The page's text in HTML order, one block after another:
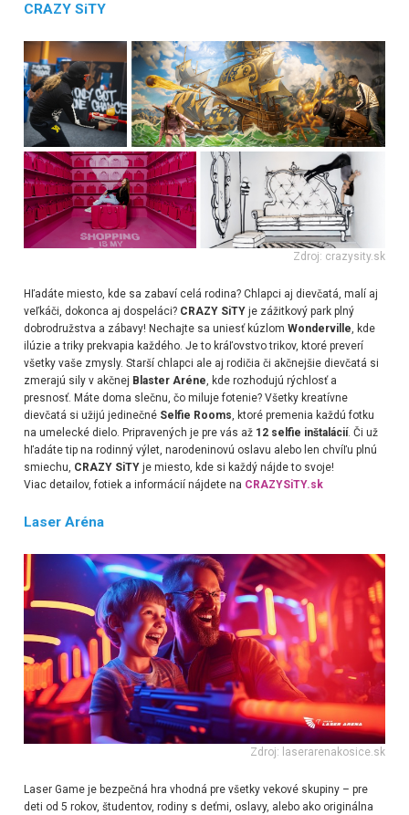
CRAZY SiTY
Zdroj: crazysity.sk
Hľadáte miesto, kde sa zabaví celá rodina? Chlapci aj dievčatá, malí aj
veľkáči, dokonca aj dospeláci? CRAZY SiTYje zážitkový park plný
dobrodružstva a zábavy! Nechajte sa uniesť kúzlom Wonderville , kde
ilúzie a triky prekvapia každého. Je to kráľovstvo trikov, ktoré preverí
všetky vaše zmysly. Starší chlapci ale aj rodičia či akčnejšie dievčatá si
zmerajú sily v akčnej Blaster Aréne , kde rozhodujú rýchlosť a
presnosť. Máte doma slečnu, čo miluje fotenie? Všetky kreatívne
dievčatá si užijú jedinečné Selfie Rooms , ktoré premenia každú fotku
na umelecké dielo. Pripravených je pre vás až 12 selfie inštalácií. Či už
hľadáte tip na rodinný výlet, narodeninovú oslavu alebo len chvíľu plnú
smiechu, CRAZY SiTYje miesto, kde si každý nájde to svoje!
Viac detailov, fotiek a informácií nájdete na CRAZYSiTY.sk
Laser Aréna
Zdroj: laserarenakosice.sk
Laser Game je bezpečná hra vhodná pre všetky vekové skupiny – pre
deti od 5 rokov, študentov, rodiny s deťmi, oslavy, alebo ako originálna